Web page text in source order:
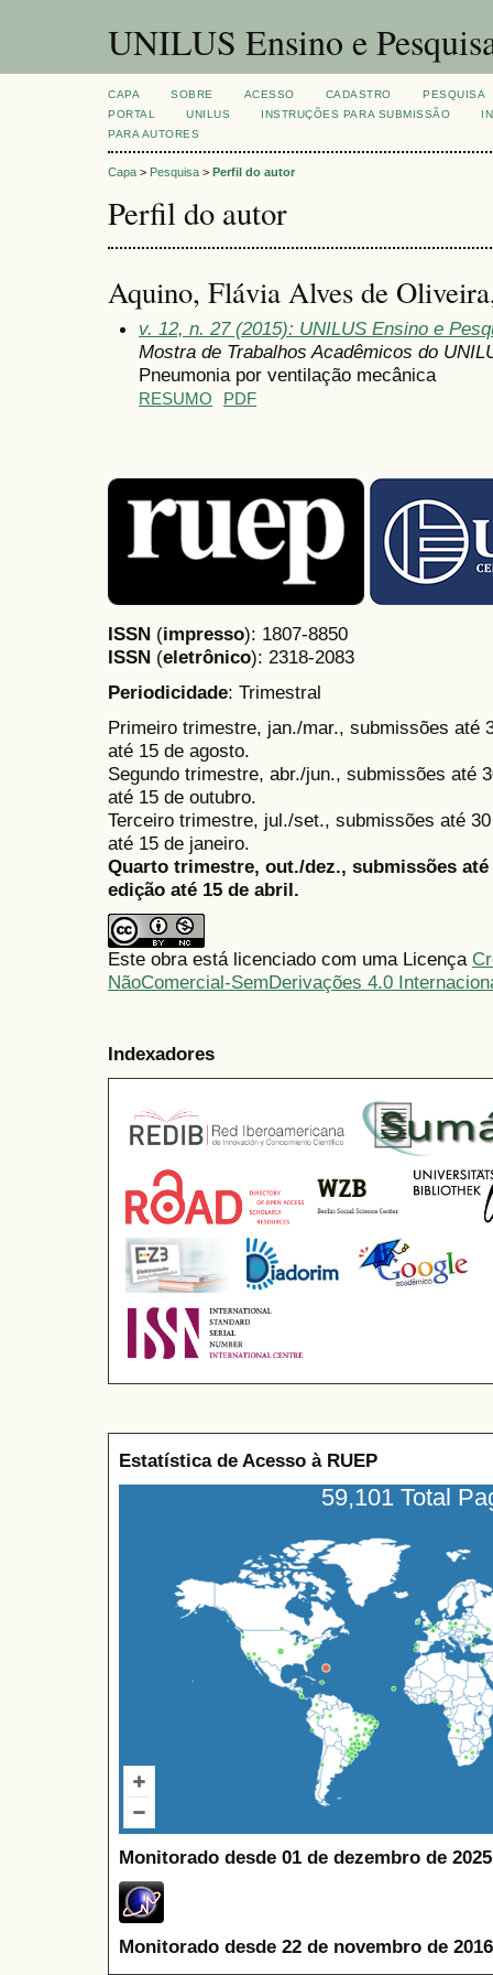
UNILUS Ensino e
CAPA SOBRE ACESSO CADASTRO
PESQUISA
PORTAL
UNILUS INSTRUÇÕES PARA SUBMISSÃO
PARA AUTORES
Capa > Pesquisa > Perfil do autor
Perfil do autor
Aquino, Flávia Alves de
v. 12, n. 27 (2015): UNILUS Ensino e
Mostra de Trabalhos Acadêmicos do
Pneumonia por ventilação mecânica
RESUMO PDF
ISSN (impresso): 1807-8850
ISSN (eletrônico): 2318-2083
Periodicidade: Trimestral
Primeiro trimestre, jan./mar., submissões até
até 15 de agosto.
Segundo trimestre, abr./jun., submissões até
até 15 de outubro.
Terceiro trimestre, jul./set., submissões até
até 15 de janeiro.
Quarto trimestre, out./dez., submissões
edição até 15 de abril.
Este obra está licenciado com uma Licença
NãoComercial-SemDerivações 4.0
Indexadores
Estatística de Acesso à RUEP
59,101 Total
Monitorado desde 01 de dezembro de
Monitorado desde 22 de novembro de